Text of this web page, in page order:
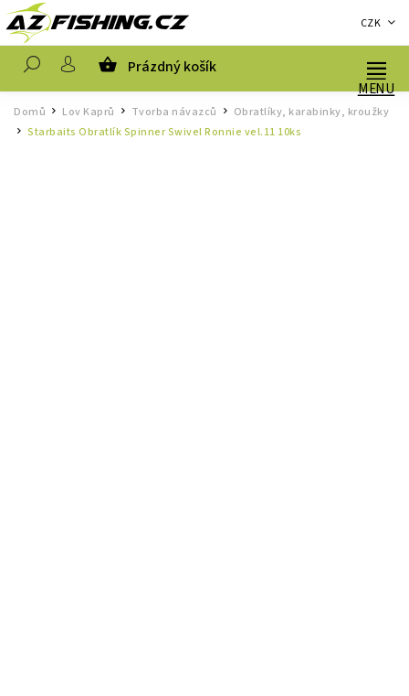
CZK
Prázdný košík
Domů / Lov Kaprů Tvorba návazců
Obratlíky, karabinky, kroužky
/
Starbaits Obratlík Spinner Swivel Ronnie vel.11 10ks